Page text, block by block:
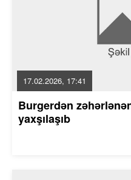
17.02.2026, 17:41
Burgerdən
yaxşılaşıb